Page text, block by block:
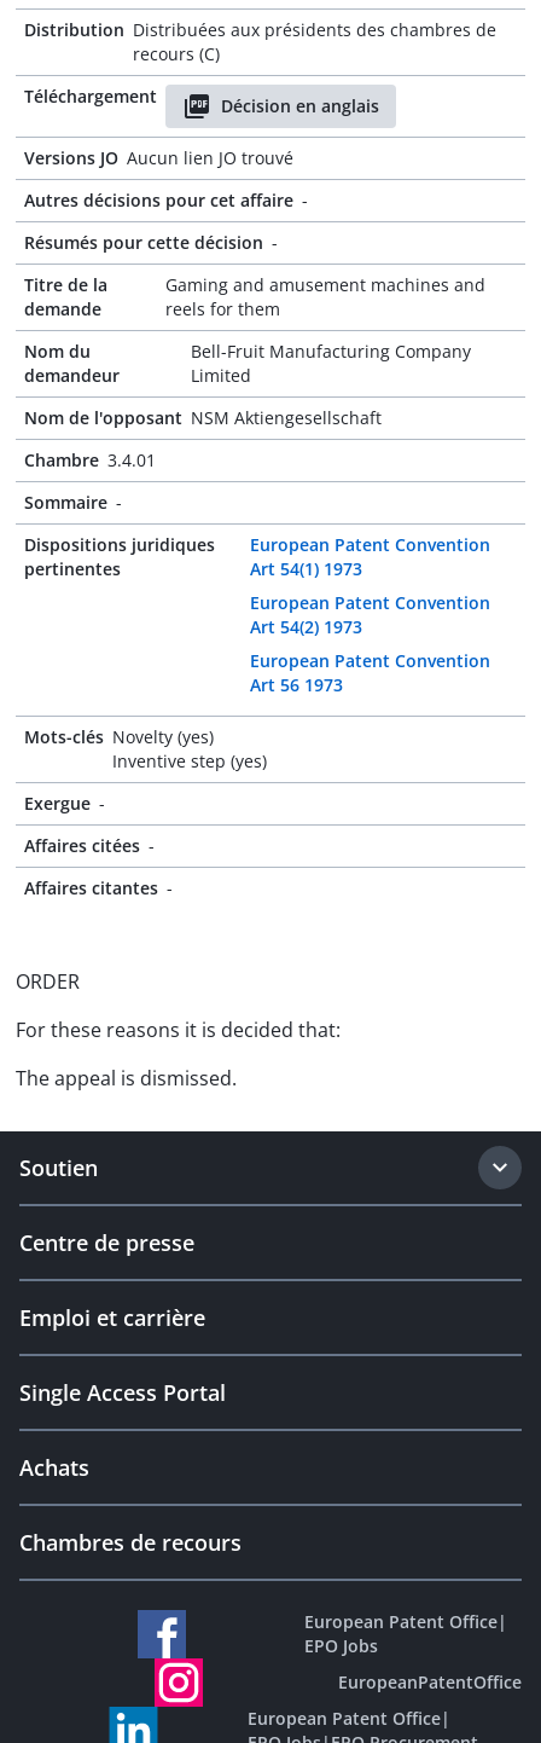
Distribution Distribuées aux présidents des chambres de
recours (C)
Téléchargement
Décision en anglais
Versions JO Aucun lien JO trouvé
Autres décisions pour cet affaire -
Résumés pour cette décision -
Titre de la
demande
Gaming and amusement machines and
reels for them
Nom du
demandeur
Bell-Fruit Manufacturing Company
Limited
Nom de l'opposant NSM Aktiengesellschaft
Chambre 3.4.01
Sommaire -
Dispositions juridiques
pertinentes
European Patent Convention
Art 54(1) 1973
European Patent Convention
Art 54(2) 1973
European Patent Convention
Art 56 1973
Mots-clés Novelty (yes)
Inventive step (yes)
Exergue -
Affaires citées -
Affaires citantes -
ORDER
For these reasons it is decided that:
The appeal is dismissed.
Soutien
Centre de presse
Emploi et carrière
Single Access Portal
Achats
Chambres de recours
European Patent Office|
EPO Jobs
EuropeanPatentOffice
European Patent Office|